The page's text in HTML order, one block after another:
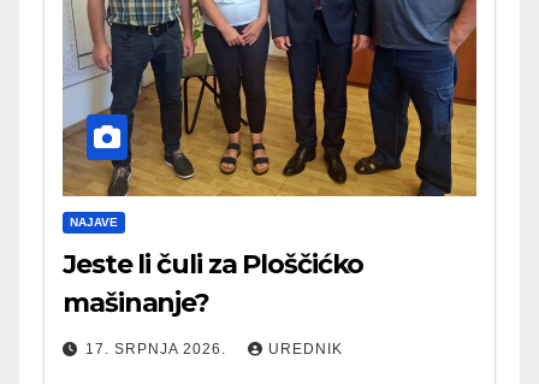
NAJAVE
Jeste li čuli za Ploščićko
mašinanje?
17. SRPNJA 2026. UREDNIK